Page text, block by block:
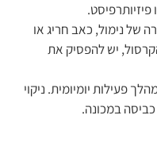
של נימול, כאב חריג או
יש להפסיק את
פעילות יומיומית. ניקוי
במכונה.